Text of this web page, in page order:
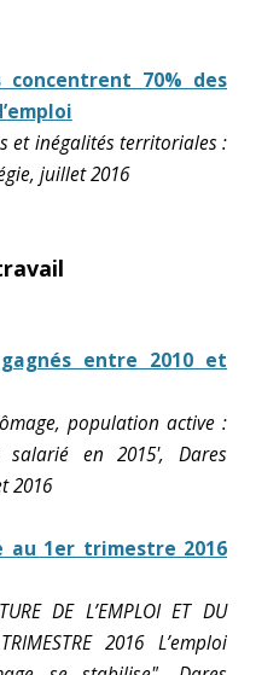
concentrent 70% des
et inégalités territoriales :
juillet 2016
entre 2010 et
population active :
salarié en 2015', Dares
2016
au 1er trimestre 2016
DE L’EMPLOI ET DU
2016 L’emploi